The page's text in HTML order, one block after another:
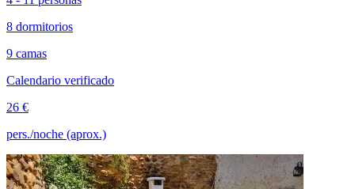
8 dormitorios
9 camas
Calendario verificado
26 €
pers./noche (aprox.)